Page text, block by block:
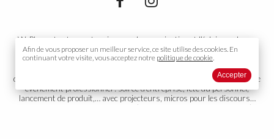
WePlay est votre partenaire pour la sonorisation et l’éclairage de vos
événements. Pour vosévénements privés: soirée de rallye, cours de
danse, votre mariage, un cocktail, un gala, un anniversaire, une
conférence, une exposition,… avec DJ, podiums, piste de danse,
décoration… Dans une salle, sous tente, ou partout ailleurs. Pour votre
événement professionnel: soirée d’entreprise, fête du personnel,
lancement de produit,… avec projecteurs, micros pour les discours…
: concert (musicien, orchestre, chanteur…),
Afin de vous proposer un meilleur service, ce site utilise descookies. En
continuant votre visite, vous acceptez notre politique de cookie.
Accepter